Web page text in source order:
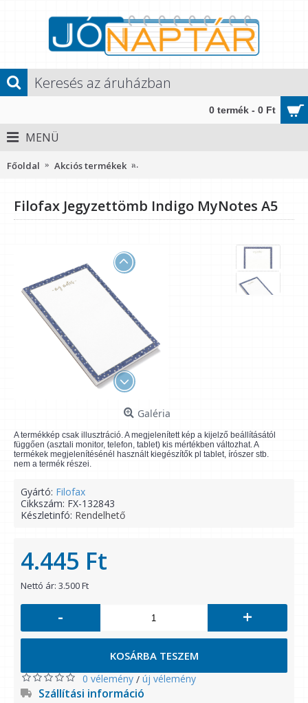
0 termék - 0 Ft
MENÜ
Főoldal Akciós termékek
Filofax Jegyzettömb Indigo MyNotes A5
Galéria
A termékkép csak illusztráció. A megjelenített kép a kijelző beállításától
függően (asztali monitor, telefon, tablet) kis mértékben változhat. A
termékek megjelenítésénél használt kiegészítők pl tablet, írószer stb.
nem a termék részei.
Gyártó: Filofax
Cikkszám: FX-132843
Készletinfó: Rendelhető
4.445 Ft
Nettó ár: 3.500 Ft
- +
KOSÁRBA TESZEM
0 vélemény / új vélemény
Szállítási információ